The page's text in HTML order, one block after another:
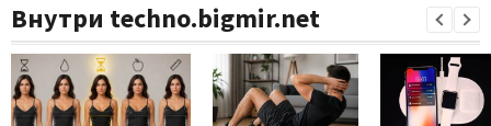
Внутри techno.bigmir.net